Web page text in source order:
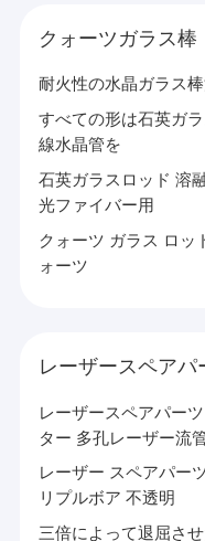
家へ
製品
クォーツガラス棒
耐火性の水晶ガラス
すべての形は石英ガ
線水晶管を
石英ガラスロッド 溶
光ファイバー用
クォーツ ガラス ロッ
ォーツ
レーザースペアパ
レーザースペアパー
ター 多孔レーザー流
レーザー スペアパー
リプルボア 不透明
三倍によって退屈さ
煙台ZKオプティクス株式
生産、販売を統合したハ
製品の販売は世界中に広
国、インドのユーザーか
で高品質な製品イメージ